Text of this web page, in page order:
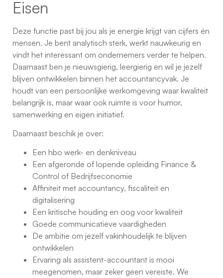
Eisen
Deze functie past bij jou als je energie krijgt van cijfers én
mensen. Je bent analytisch sterk, werkt nauwkeurig en
vindt het interessant om ondernemers verder te helpen.
Daarnaast ben je nieuwsgierig, leergierig en wil je jezelf
blijven ontwikkelen binnen het accountancyvak. Je
houdt van een persoonlijke werkomgeving waar kwaliteit
belangrijk is, maar waar ook ruimte is voor humor,
samenwerking en eigen initiatief.
Daarnaast beschik je over:
Een hbo werk- en denkniveau
Een afgeronde of lopende opleiding Finance &
Control of Bedrijfseconomie
Affiniteit met accountancy, fiscaliteit en
digitalisering
Een kritische houding en oog voor kwaliteit
Goede communicatieve vaardigheden
De ambitie om jezelf vakinhoudelijk te blijven
ontwikkelen
Ervaring als assistent-accountant is mooi
meegenomen, maar zeker geen vereiste. We